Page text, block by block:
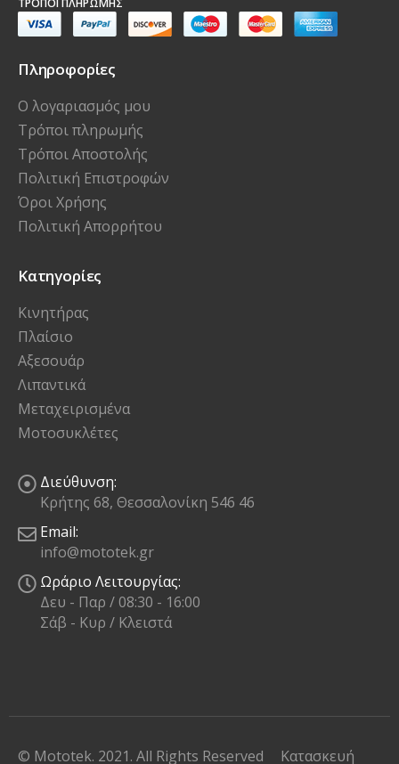
ΤΡΌΠΟΙ ΠΛΗΡΩΜΉΣ
Πληροφορίες
Ο λογαριασμός μου
Τρόποι πληρωμής
Τρόποι Αποστολής
Πολιτική Επιστροφών
Όροι Χρήσης
Πολιτική Απορρήτου
Κατηγορίες
Κινητήρας
Πλαίσιο
Αξεσουάρ
Λιπαντικά
Μεταχειρισμένα
Μοτοσυκλέτες
Διεύθυνση:
Κρήτης 68, Θεσσαλονίκη 546 46
Email:
info@mototek.gr
Ωράριο Λειτουργίας:
Δευ - Παρ / 08:30 - 16:00
Σάβ - Κυρ / Κλειστά
© Mototek. 2021. All Rights Reserved Κατασκευή